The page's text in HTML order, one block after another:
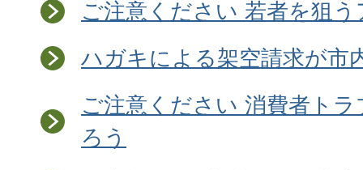
ご注意ください 若者を狙
ハガキによる架空請求が市
ご注意ください 消費者ト
ろう